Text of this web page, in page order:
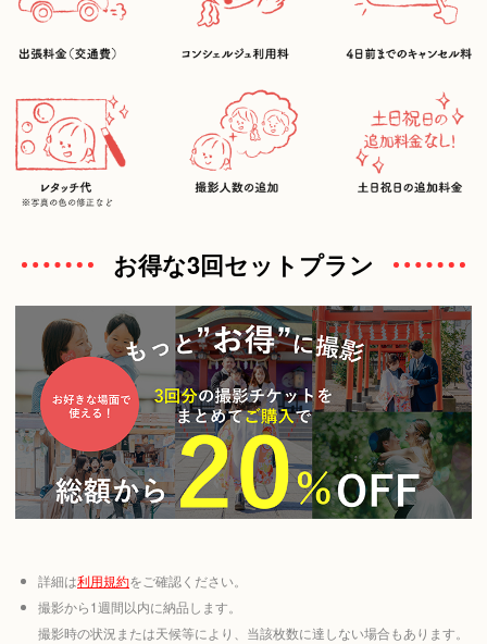
お得な3回セットプラン
詳細は利用規約をご確認ください。
撮影から1週間以内に納品します。
撮影時の状況または天候等により、当該枚数に達しない場合もあります。